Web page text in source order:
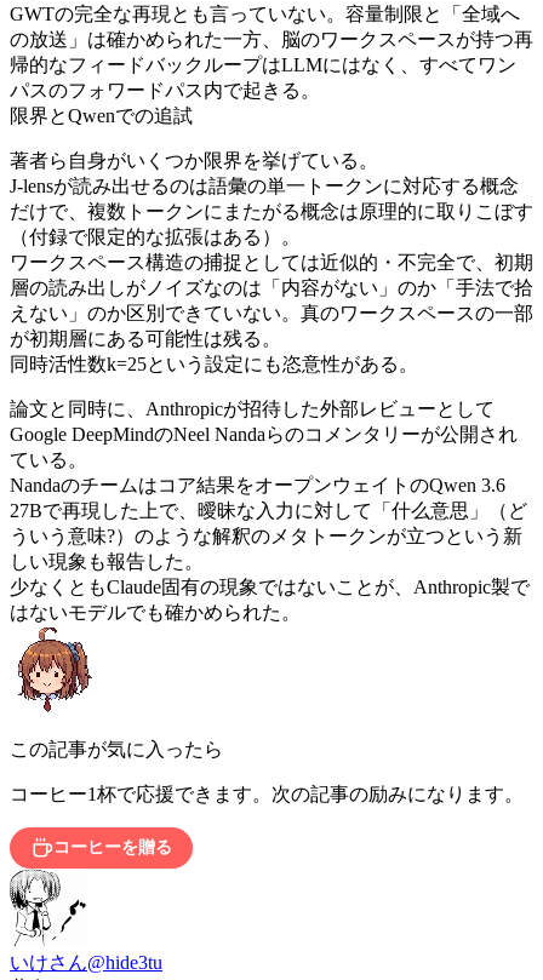
GWTの完全な再現とも言っていない。容量制限と「全域へ
の放送」は確かめられた一方、脳のワークスペースが持つ再
帰的なフィードバックループはLLMにはなく、すべてワン
パスのフォワードパス内で起きる。
限界とQwenでの追試
著者ら自身がいくつか限界を挙げている。
J-lensが読み出せるのは語彙の単一トークンに対応する概念
だけで、複数トークンにまたがる概念は原理的に取りこぼす
（付録で限定的な拡張はある）。
ワークスペース構造の捕捉としては近似的・不完全で、初期
層の読み出しがノイズなのは「内容がない」のか「手法で拾
えない」のか区別できていない。真のワークスペースの一部
が初期層にある可能性は残る。
同時活性数k=25という設定にも恣意性がある。
論文と同時に、Anthropicが招待した外部レビューとして
Google DeepMindのNeel Nandaらのコメンタリーが公開され
ている。
Nandaのチームはコア結果をオープンウェイトのQwen 3.6
27Bで再現した上で、曖昧な入力に対して「什么意思」（ど
ういう意味?）のような解釈のメタトークンが立つという新
しい現象も報告した。
少なくともClaude固有の現象ではないことが、Anthropic製で
はないモデルでも確かめられた。
この記事が気に入ったら
コーヒー1杯で応援できます。次の記事の励みになります。
コーヒーを贈る
いけさん@hide3tu